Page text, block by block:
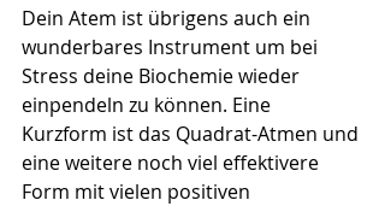
Dein Atem ist übrigens auch ein
wunderbares Instrument um bei
Stress deine Biochemie wieder
einpendeln zu können. Eine
Kurzform ist das Quadrat-Atmen und
eine weitere noch viel effektivere
Form mit vielen positiven